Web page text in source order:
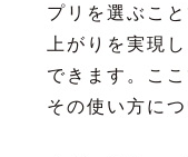
プリを選ぶこ
上がりを実現
できます。こ
その使い方に